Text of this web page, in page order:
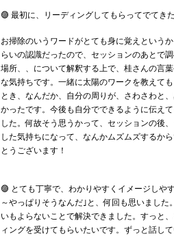
🟣 最初に、リーディングしてもらってでてきた
お掃除のいうワードがとても身に覚えという
らいの認識だったので、セッションのあとで
場所、、について解釈する上で、桂さんの言
な気持ちです。一緒に太陽のワークを教えて
とき、なんだか、自分の周りが、さわさわと
かったです。今後も自分でできるように伝え
した。何故そう思うかって、セッションの後
した気持ちになって、なんかムズムズするか
とうございます！
🟣 とても丁寧で、わかりやすくイメージしや
～やっぱりそうなんだ｣と、何回も思いまし
いもよらないことで解決できました。すっと
ィングを受けてもらいたいです。ずっと話し